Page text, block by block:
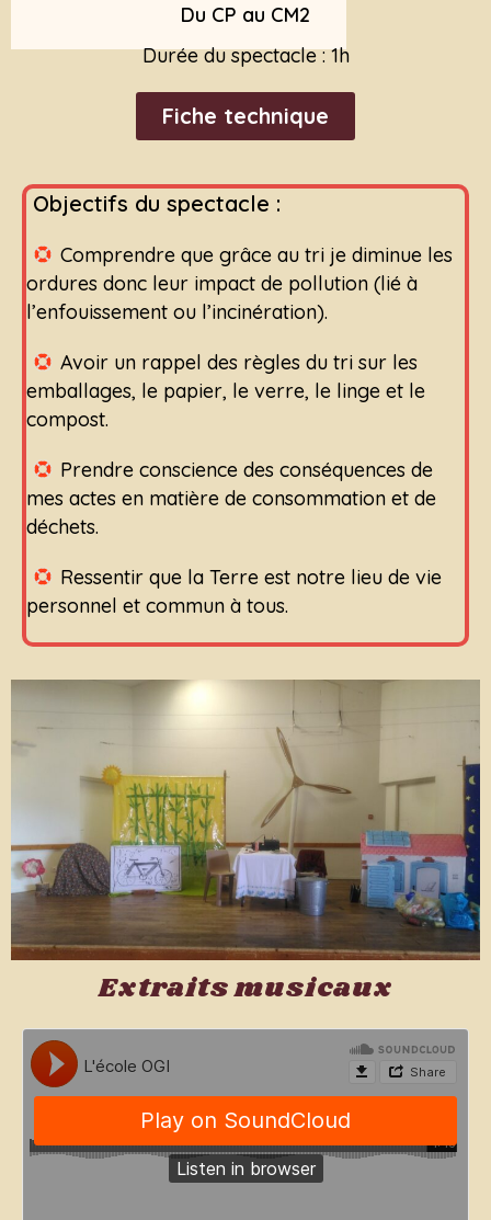
Du CP au CM2
Durée du spectacle : 1h
Fiche technique
Objectifs du spectacle :
Comprendre que grâce au tri je diminue les
ordures donc leur impact de pollution (lié à
l’enfouissement ou l’incinération).
Avoir un rappel des règles du tri sur les
emballages, le papier, le verre, le linge et le
compost.
Prendre conscience des conséquences de
mes actes en matière de consommation et de
déchets.
Ressentir que la Terre est notre lieu de vie
personnel et commun à tous.
Extraits musicaux